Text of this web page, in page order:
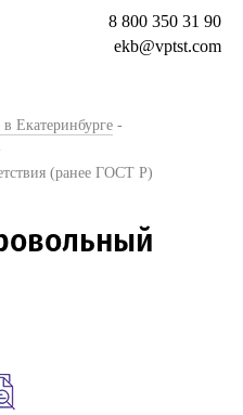
8 800 350 31 90
ekb@vptst.com
Екатеринбурге -
(ранее ГОСТ Р)